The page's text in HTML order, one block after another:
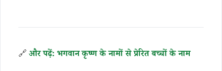
🔗और पढ़ें: भगवान कृष्ण के नामों से प्रेरित बच्चों के नाम